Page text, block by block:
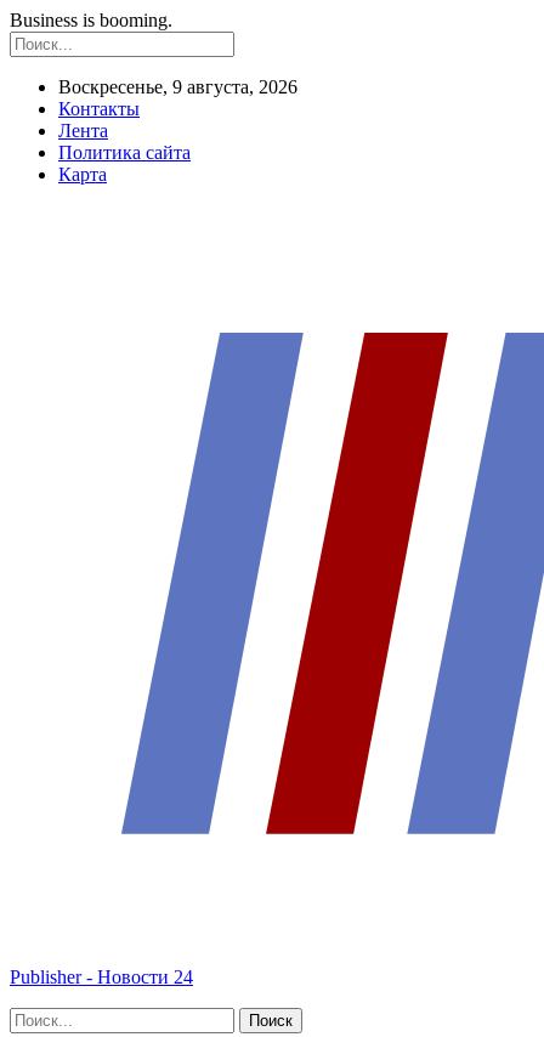
Business is booming.
Воскресенье, 9 августа, 2026
Контакты
Лента
Политика сайта
Карта
Publisher - Новости 24